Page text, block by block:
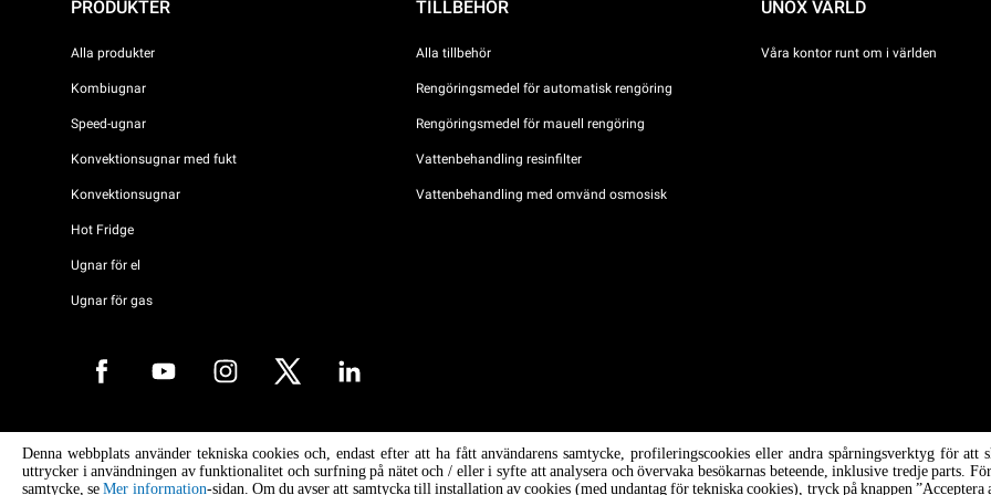
PRODUKTER
Alla produkter
Kombiugnar
Speed-ugnar
Konvektionsugnar med fukt
Konvektionsugnar
Hot Fridge
Ugnar för el
Ugnar för gas
TILLBEHÖR
Alla tillbehör
Rengöringsmedel för automatisk rengöring
Rengöringsmedel för mauell rengöring
Vattenbehandling resinfilter
Vattenbehandling med omvänd osmosisk
UNOX VÄRLD
Våra kontor runt om i världen
Copyright 2026 UNOX S.p.A. Alla rättigheter förbehållna. Reg. Imp. Padova n °
04230750285 - REA Padova 372835 - Cap. Soc. 5.000.000 € iv - P.IVA / CF
04230750285 - IT WEEE Reg. No. IT08020000000377
Denna webbplats använder tekniska cookies och, endast efter att ha fått användarens samtycke, profileringscookies eller andra spårningsverktyg för
uttrycker i användningen av funktionalitet och surfning på nätet och / eller i syfte att analysera och övervaka besökarnas beteende, inklusive tredje parts.
samtycke, seMer information-sidan. Om du avser att samtycka till installation av cookies (med undantag för tekniska cookies), tryck på knappen